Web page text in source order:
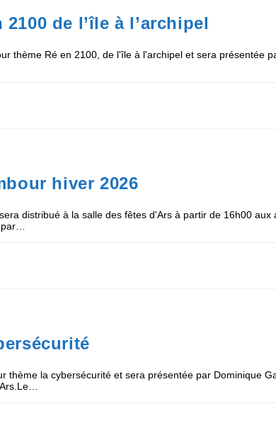
de l’île à l’archipel
thème Ré en 2100, de l'île à l'archipel et sera présentée
hiver 2026
distribué à la salle des fêtes d'Ars à partir de 16h00 aux
thème la cybersécurité et sera présentée par Dominique